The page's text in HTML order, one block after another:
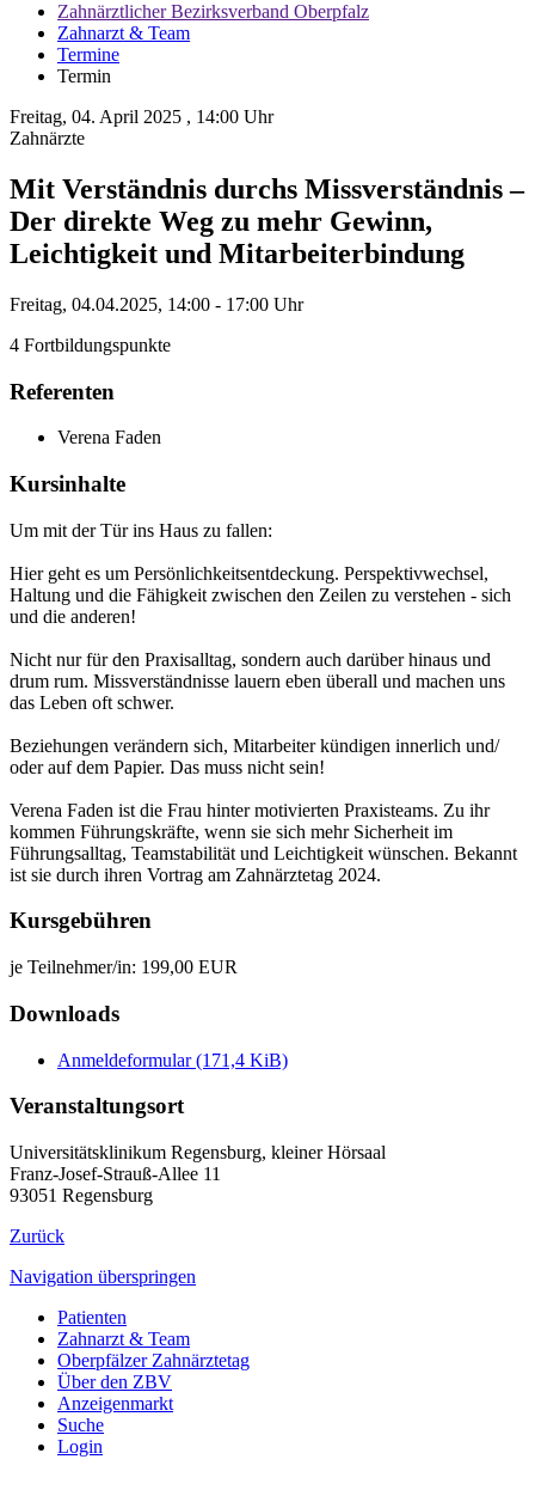
Zahnärztlicher Bezirksverband Oberpfalz
Zahnarzt & Team
Termine
Termin
Freitag, 04. April 2025 , 14:00 Uhr
Zahnärzte
Mit Verständnis durchs Missverständnis –
Der direkte Weg zu mehr Gewinn,
Leichtigkeit und Mitarbeiterbindung
Freitag, 04.04.2025, 14:00 - 17:00 Uhr
4 Fortbildungspunkte
Referenten
Verena Faden
Kursinhalte
Um mit der Tür ins Haus zu fallen:
Hier geht es um Persönlichkeitsentdeckung. Perspektivwechsel,
Haltung und die Fähigkeit zwischen den Zeilen zu verstehen - sich
und die anderen!
Nicht nur für den Praxisalltag, sondern auch darüber hinaus und
drum rum. Missverständnisse lauern eben überall und machen uns
das Leben oft schwer.
Beziehungen verändern sich, Mitarbeiter kündigen innerlich und/
oder auf dem Papier. Das muss nicht sein!
Verena Faden ist die Frau hinter motivierten Praxisteams. Zu ihr
kommen Führungskräfte, wenn sie sich mehr Sicherheit im
Führungsalltag, Teamstabilität und Leichtigkeit wünschen. Bekannt
ist sie durch ihren Vortrag am Zahnärztetag 2024.
Kursgebühren
je Teilnehmer/in: 199,00 EUR
Downloads
Anmeldeformular(171,4 KiB)
Veranstaltungsort
Universitätsklinikum Regensburg, kleiner Hörsaal
Franz-Josef-Strauß-Allee 11
93051 Regensburg
Zurück
Navigation überspringen
Patienten
Zahnarzt & Team
Oberpfälzer Zahnärztetag
Über den ZBV
Anzeigenmarkt
Suche
Login